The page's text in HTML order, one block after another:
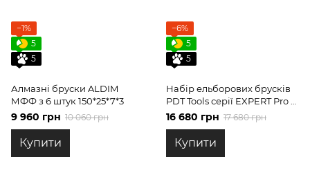
−1%
5
5
Алмазні бруски ALDIM
МФФ з 6 штук 150*25*7*3
9 960 грн 10 060 грн
Купити
−6%
5
5
Набір ельборових брусків
PDT Tools серії EXPERT Pro 6
шт.
16 680 грн 17 680 грн
Купити